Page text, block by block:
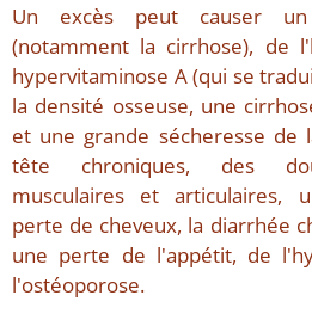
Un excès peut causer
(notamment la cirrhose), de
hypervitaminose A (qui se
la densité osseuse, une
et une grande sécheresse de
tête chroniques, des
musculaires et articulaires,
perte de cheveux, la diarrhée
une perte de l'appétit, de
l'ostéoporose.